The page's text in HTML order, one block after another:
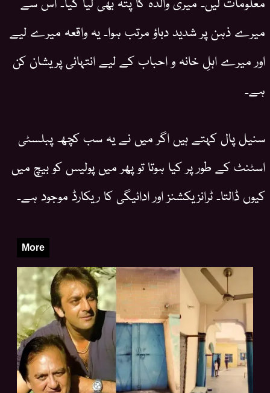
میرے ذہن پر شدید دباؤ مرتب ہوا۔ یہ واقعہ میرے لیے
اور میرے اہلِ خانہ و احباب کے لیے انتہائی پریشان کن
ہے۔
سنیل پال کہتے ہیں اگر میں نے یہ سب کچھ پبلسٹی
اسٹنٹ کے طور پر کیا ہوتا تو پھر میں پولیس کو بیچ میں
کیوں ڈالتا۔ ٹرانزیکشنز اور ادائیگی کا ریکارڈ موجود ہے۔
More